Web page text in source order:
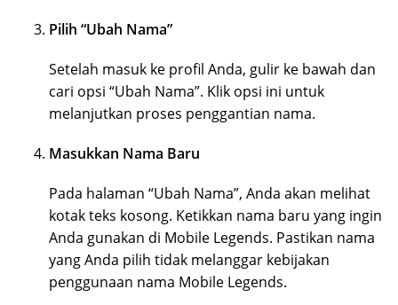
Pilih “Ubah Nama”
Setelah masuk ke profil Anda, gulir ke bawah dan
cari opsi “Ubah Nama”. Klik opsi ini untuk
melanjutkan proses penggantian nama.
Masukkan Nama Baru
Pada halaman “Ubah Nama”, Anda akan melihat
kotak teks kosong. Ketikkan nama baru yang ingin
Anda gunakan di Mobile Legends. Pastikan nama
yang Anda pilih tidak melanggar kebijakan
penggunaan nama Mobile Legends.